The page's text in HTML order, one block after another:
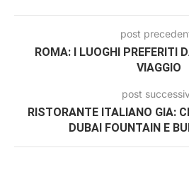
post
ROMA: I LUOGHI PREFERITI
VIAGGIO
post
RISTORANTE ITALIANO GIA:
DUBAI FOUNTAIN E